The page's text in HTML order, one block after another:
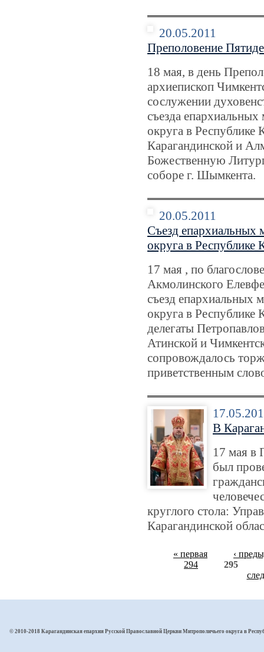
20.05.2011
Преполовение
18 мая, в день
архиепископ
сослужении
съезда
округа в Республике
Карагандинской и
Божественную
соборе г. Шымкента.
20.05.2011
Съезд епархиальных
округа в Республике
17 мая , по
Акмолинского
съезд епархиальных
округа в Республике
делегаты
Атинской и
сопровождалось
приветственным
В
17 мая в
был
круглого стола:
Карагандинской
« первая
‹
294
295
© 2010-2018 Карагандинская епархия Русской Православной Церкви Митрополичьего округа в